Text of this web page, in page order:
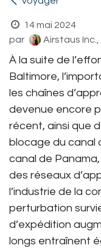
14 mai 2024
par
Airstaus
À la suite de
Baltimore,
les chaînes
devenue encore
récent, ainsi que
blocage du canal
canal de
des réseaux
l’industrie de la
perturbation
d’expédition
longs entraînent